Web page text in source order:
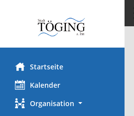
Startseite
Kalender
Organisation